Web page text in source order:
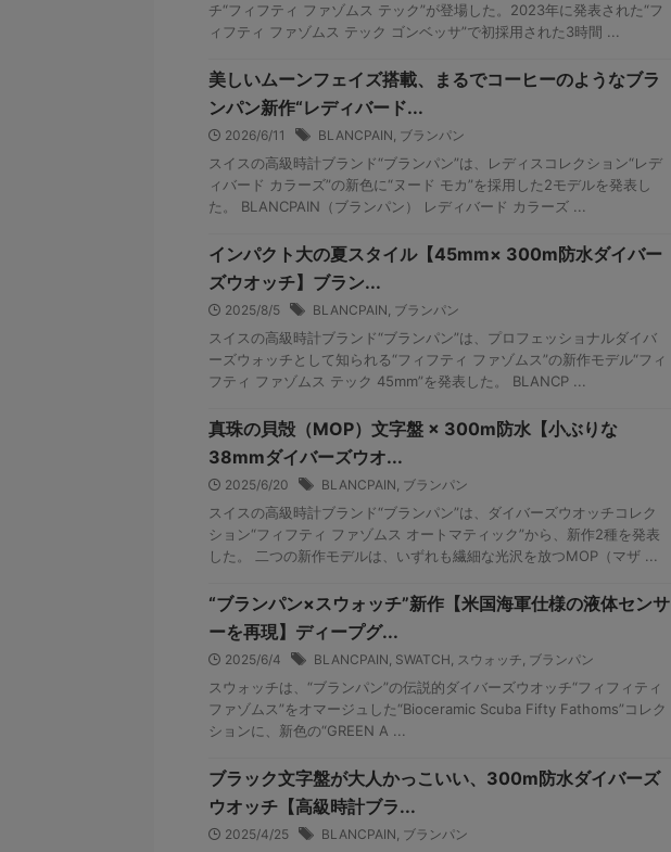
チ“フィフティ ファゾムス テック”が登場した。2023年に発表された“フ
ィフティ ファゾムス テック ゴンベッサ”で初採用された3時間 ...
美しいムーンフェイズ搭載、まるでコーヒーのようなブラ
ンパン新作“レディバード...
2026/6/11 BLANCPAIN, ブランパン
スイスの高級時計ブランド“ブランパン”は、レディスコレクション“レデ
ィバード カラーズ”の新色に“ヌード モカ”を採用した2モデルを発表し
た。 BLANCPAIN（ブランパン） レディバード カラーズ ...
インパクト大の夏スタイル【45mm× 300m防水ダイバー
ズウオッチ】ブラン...
2025/8/5 BLANCPAIN, ブランパン
スイスの高級時計ブランド“ブランパン”は、プロフェッショナルダイバ
ーズウォッチとして知られる“フィフティ ファゾムス”の新作モデル“フィ
フティ ファゾムス テック 45mm”を発表した。 BLANCP ...
真珠の貝殻（MOP）文字盤 × 300m防水【小ぶりな
38mmダイバーズウオ...
2025/6/20 BLANCPAIN, ブランパン
スイスの高級時計ブランド“ブランパン”は、ダイバーズウオッチコレク
ション“フィフティ ファゾムス オートマティック”から、新作2種を発表
した。 二つの新作モデルは、いずれも繊細な光沢を放つMOP（マザ ...
“ブランパン×スウォッチ”新作【米国海軍仕様の液体センサ
ーを再現】ディープグ...
2025/6/4 BLANCPAIN, SWATCH, スウォッチ, ブランパン
スウォッチは、“ブランパン”の伝説的ダイバーズウオッチ“フィフィティ
ファゾムス”をオマージュした“Bioceramic Scuba Fifty Fathoms”コレク
ションに、新色の“GREEN A ...
ブラック文字盤が大人かっこいい、300m防水ダイバーズ
ウオッチ【高級時計ブラ...
2025/4/25 BLANCPAIN, ブランパン